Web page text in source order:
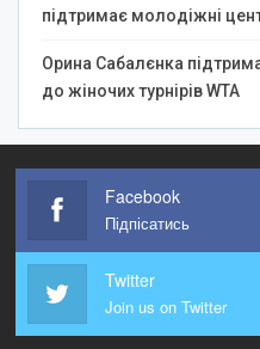
підтримає молодіжні
Орина Сабалєнка
до жіночих турнірів WTA
Facebook
Підпісатись
Twitter
Join us on Twitter